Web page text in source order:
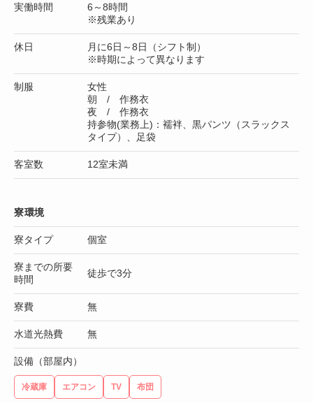
実働時間
6～8時間
※残業あり
休日
月に6日～8日（シフト制）
※時期によって異なります
制服
女性
朝 / 作務衣
夜 / 作務衣
持参物(業務上)：襦袢、黒パンツ（スラックス
タイプ）、足袋
客室数 12室未満
寮環境
寮タイプ 個室
寮までの所要
時間
徒歩で3分
寮費 無
水道光熱費 無
設備（部屋内）
冷蔵庫 エアコン TV 布団